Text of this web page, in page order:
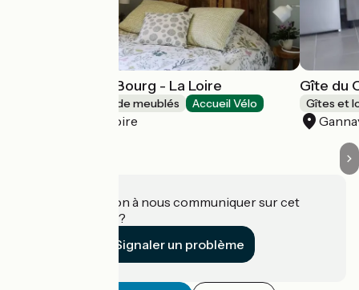
Le Domaine du Bourg - La Loire
Gîtes et locations de meublés Accueil Vélo
Gannay-sur-Loire
Gîte du
Gîtes et
Une information à nous communiquer sur cet
établissement ?
Signaler un problème